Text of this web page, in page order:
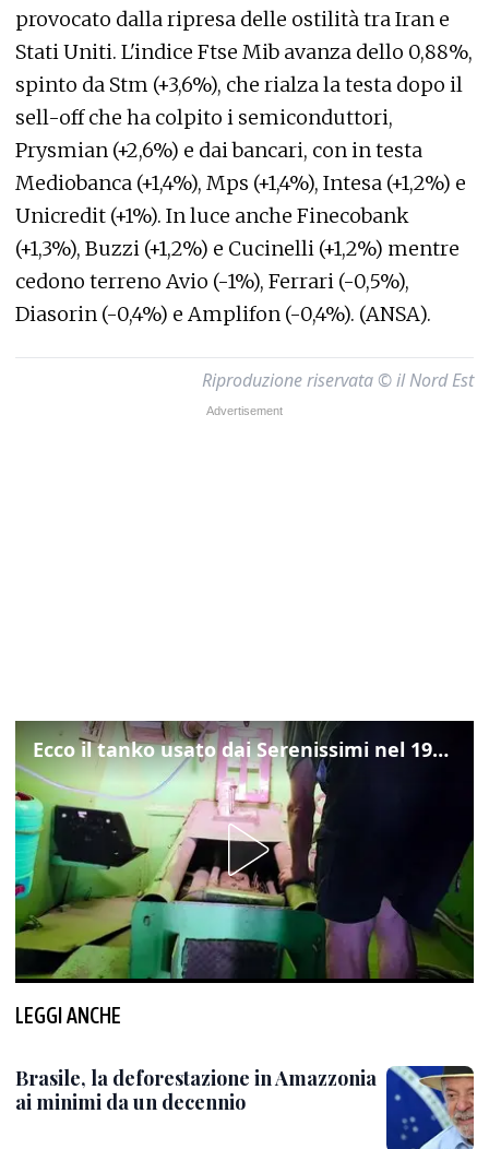
provocato dalla ripresa delle ostilità tra Iran e
Stati Uniti. L'indice Ftse Mib avanza dello 0,88%,
spinto da Stm (+3,6%), che rialza la testa dopo il
sell-off che ha colpito i semiconduttori,
Prysmian (+2,6%) e dai bancari, con in testa
Mediobanca (+1,4%), Mps (+1,4%), Intesa (+1,2%) e
Unicredit (+1%). In luce anche Finecobank
(+1,3%), Buzzi (+1,2%) e Cucinelli (+1,2%) mentre
cedono terreno Avio (-1%), Ferrari (-0,5%),
Diasorin (-0,4%) e Amplifon (-0,4%). (ANSA).
Riproduzione riservata © il Nord Est
Ecco il tanko usato dai Serenissimi nel 1997 per il blitz a San Marco
LEGGI ANCHE
Brasile, la deforestazione in Amazzonia
ai minimi da un decennio